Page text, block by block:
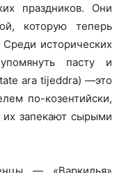
праздников. Они
которую теперь
исторических
пасту и
ara tijeddra) —это
по-козентийски,
запекают сырыми